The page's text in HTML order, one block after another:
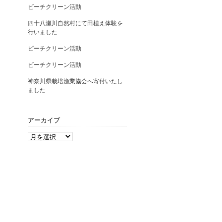
ビーチクリーン活動
四十八瀬川自然村にて田植え体験を
行いました
ビーチクリーン活動
ビーチクリーン活動
神奈川県栽培漁業協会へ寄付いたし
ました
アーカイブ